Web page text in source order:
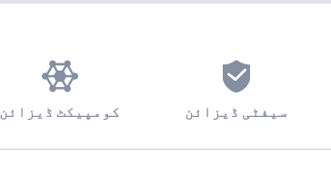
کومپیکٹ ڈیزائن سیفٹی ڈیزائن